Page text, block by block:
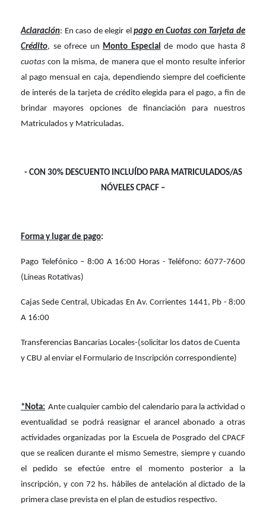
Aclaración: En caso de elegir elpago en Cuotas con Tarjeta de
Crédito, se ofrece un Monto Especial de modo que hasta 8
cuotas con la misma, de manera que el monto resulte inferior
al pago mensual en caja, dependiendo siempre del coeficiente
de interés de la tarjeta de crédito elegida para el pago, a fin de
brindar mayores opciones de financiación para nuestros
Matriculados y Matriculadas.
- CON 30% DESCUENTO INCLUÍDO PARA MATRICULADOS/AS
NÓVELES CPACF –
Forma y lugar de pago:
Pago Telefónico – 8:00 A 16:00 Horas -Teléfono:6077-7600
(Líneas Rotativas)
Cajas Sede Central , Ubicadas En Av. Corrientes 1441, Pb - 8:00
A 16:00
Transferencias Bancarias Locales-(solicitar los datos de Cuenta
y CBU al enviar el Formulario de Inscripción correspondiente)
*Nota: Ante cualquier cambio del calendario para la actividad o
eventualidad se podrá reasignar el arancel abonado a otras
actividades organizadas por la Escuela de Posgrado del CPACF
que se realicen durante el mismo Semestre, siempre y cuando
el pedido se efectúe entre el momento posterior a la
inscripción, y con 72 hs. hábiles de antelación al dictado de la
primera clase prevista en el plan de estudios respectivo.